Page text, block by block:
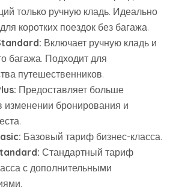
только ручную кладь. Идеально
коротких поездок без багажа.
Включает ручную кладь и
багажа. Подходит для
путешественников.
Предоставляет больше
изменении бронирования и
Базовый тариф бизнес-класса.
Стандартный тариф
с дополнительными